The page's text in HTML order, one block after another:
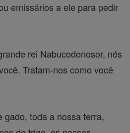
emissários a ele para pedir
rei Nabucodonosor, nós
Tratam-nos como você
gado, toda a nossa terra,